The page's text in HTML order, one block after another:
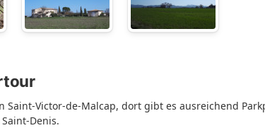
Saint-Victor-de-Malcap, dort gibt es ausreichend
Denis.